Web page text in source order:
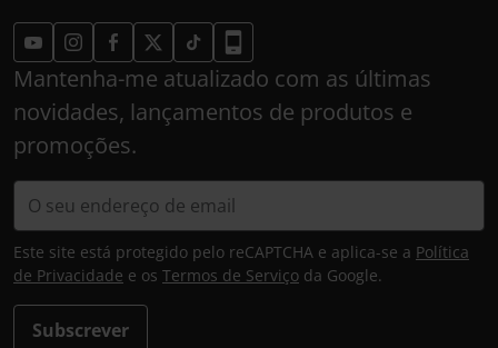
Mantenha-me atualizado com as últimas
novidades, lançamentos de produtos e
promoções.
Subscrever
Este site está protegido pelo reCAPTCHA e aplica-se a Política
de Privacidade e os Termos de Serviço da Google.